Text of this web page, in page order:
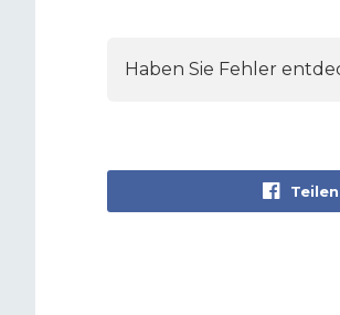
Haben Sie Fehler
Teilen